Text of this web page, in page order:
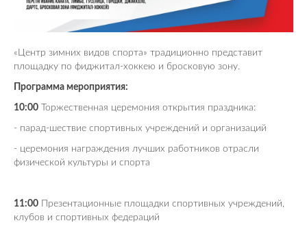
«Центр зимних видов спорта» традиционно представит
площадку по фиджитал-хоккею и бросковую зону.
Программа мероприятия:
10:00 Торжественная церемония открытия праздника:
- парад-шествие спортивных учреждений и организаций
- церемония награждения лучших работников отрасли
физической культуры и спорта
11:00 Презентационные площадки спортивных учреждений,
клубов и спортивных федераций